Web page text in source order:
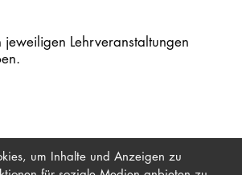
Lehrveranstaltungen
um Inhalte und Anzeigen zu